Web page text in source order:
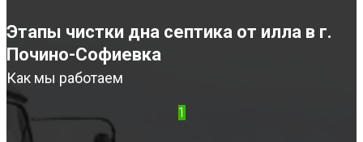
Этапы чистки дна септика от илла в г.
Почино-Софиевка
Как мы работаем
1